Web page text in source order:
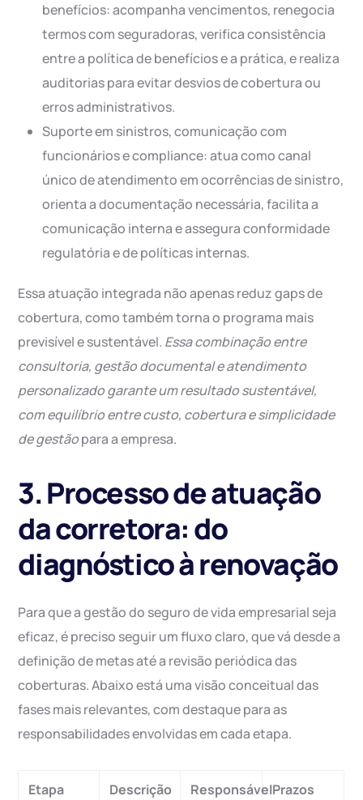
benefícios: acompanha vencimentos, renegocia
termos com seguradoras, verifica consistência
entre a política de benefícios e a prática, e realiza
auditorias para evitar desvios de cobertura ou
erros administrativos.
Suporte em sinistros, comunicação com
funcionários e compliance: atua como canal
único de atendimento em ocorrências de sinistro,
orienta a documentação necessária, facilita a
comunicação interna e assegura conformidade
regulatória e de políticas internas.
Essa atuação integrada não apenas reduz gaps de
cobertura, como também torna o programa mais
previsível e sustentável. Essa combinação entre
consultoria, gestão documental e atendimento
personalizado garante um resultado sustentável,
com equilíbrio entre custo, cobertura e simplicidade
de gestãopara a empresa.
3. Processo de atuação
da corretora: do
diagnóstico à renovação
Para que a gestão do seguro de vida empresarial seja
eficaz, é preciso seguir um fluxo claro, que vá desde a
definição de metas até a revisão periódica das
coberturas. Abaixo está uma visão conceitual das
fases mais relevantes, com destaque para as
responsabilidades envolvidas em cada etapa.
Etapa Descrição
ResponsávelPrazos